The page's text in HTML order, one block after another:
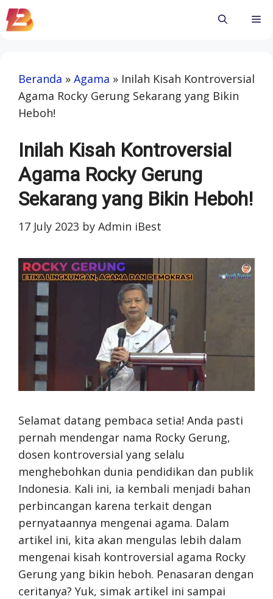
Skip
to
Beranda » Agama » Inilah Kisah Kontroversial
Agama Rocky Gerung Sekarang yang Bikin
Heboh!
Inilah Kisah Kontroversial
Agama Rocky Gerung
Sekarang yang Bikin Heboh!
17 July 2023 by Admin iBest
Selamat datang pembaca setia! Anda pasti
pernah mendengar nama Rocky Gerung,
dosen kontroversial yang selalu
menghebohkan dunia pendidikan dan publik
Indonesia. Kali ini, ia kembali menjadi bahan
perbincangan karena terkait dengan
pernyataannya mengenai agama. Dalam
artikel ini, kita akan mengulas lebih dalam
mengenai kisah kontroversial agama Rocky
Gerung yang bikin heboh. Penasaran dengan
ceritanya? Yuk, simak artikel ini sampai